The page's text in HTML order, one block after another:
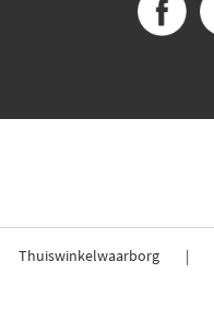
Thuiswinkelwaarborg